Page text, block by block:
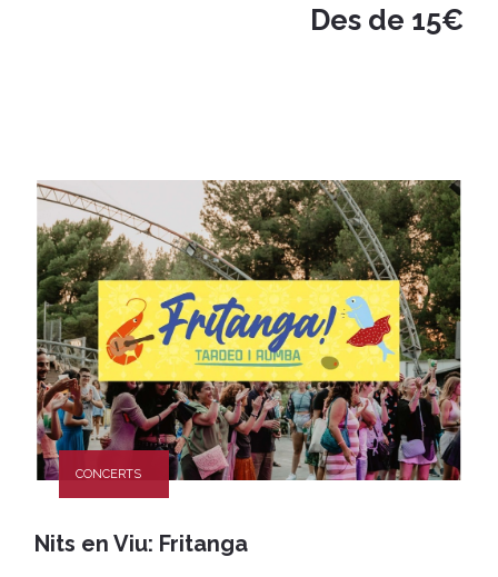
Des de 15€
CONCERTS
Nits en Viu: Fritanga